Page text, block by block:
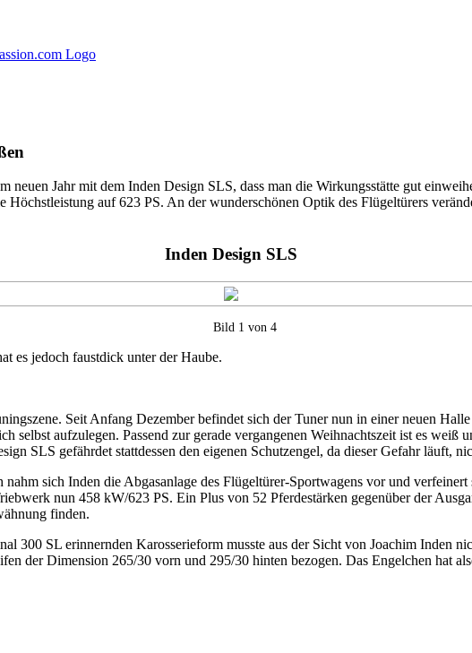
neuen Jahr mit dem Inden Design SLS, dass man die Wirkungsstätte gut
Höchstleistung auf 623 PS. An der wunderschönen Optik des Flügeltürers
Inden Design SLS
Bild 1 von 4
es jedoch faustdick unter der Haube.
Seit Anfang Dezember befindet sich der Tuner nun in einer neuen
selbst aufzulegen. Passend zur gerade vergangenen Weihnachtszeit ist es
SLS gefährdet stattdessen den eigenen Schutzengel, da dieser Gefahr läuft,
sich Inden die Abgasanlage des Flügeltürer-Sportwagens vor und
nun 458 kW/623 PS. Ein Plus von 52 Pferdestärken gegenüber der
finden.
300 SL erinnernden Karosserieform musste aus der Sicht von Joachim Inden
der Dimension 265/30 vorn und 295/30 hinten bezogen. Das Engelchen hat